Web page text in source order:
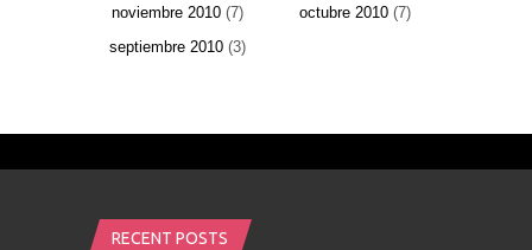
noviembre 2010(7) octubre 2010 (7)
septiembre 2010(3)
RECENT POSTS